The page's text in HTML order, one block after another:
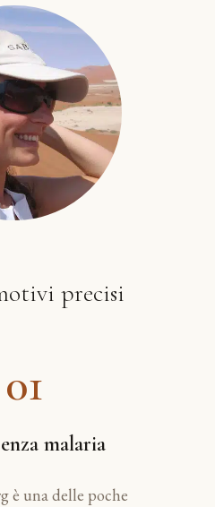
precisi
01
malaria
è una delle poche